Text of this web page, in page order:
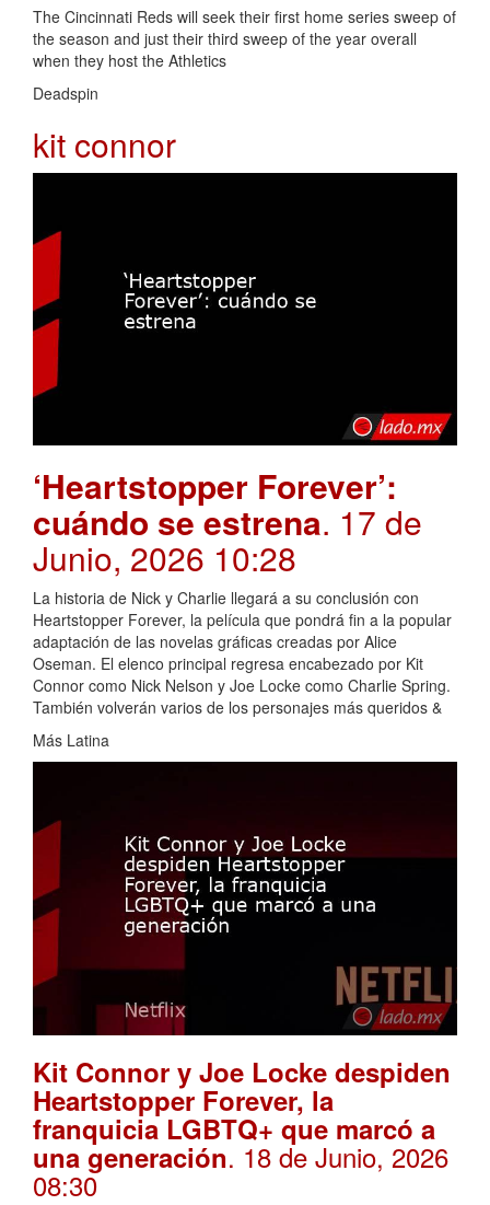
The Cincinnati Reds will seek their first home series sweep of
the season and just their third sweep of the year overall
when they host the Athletics
Deadspin
kit connor
‘Heartstopper Forever’:
cuándo se estrena. 17 de
Junio, 2026 10:28
La historia de Nick y Charlie llegará a su conclusión con
Heartstopper Forever, la película que pondrá fin a la popular
adaptación de las novelas gráficas creadas por Alice
Oseman. El elenco principal regresa encabezado por Kit
Connor como Nick Nelson y Joe Locke como Charlie Spring.
También volverán varios de los personajes más queridos &
Más Latina
Kit Connor y Joe Locke despiden
Heartstopper Forever, la
franquicia LGBTQ+ que marcó a
una generación. 18 de Junio, 2026
08:30